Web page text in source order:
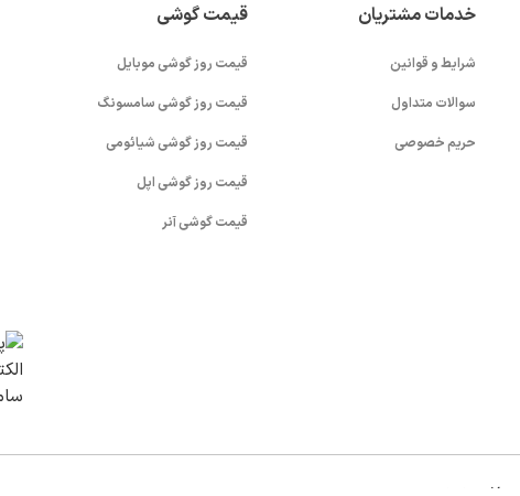
خدمات مشتریان
شرایط و قوانین
سوالات متداول
حریم خصوصی
قیمت گوشی
قیمت روز گوشی موبایل
قیمت روز گوشی سامسونگ
قیمت روز گوشی شیائومی
قیمت روز گوشی اپل
قیمت گوشی آنر